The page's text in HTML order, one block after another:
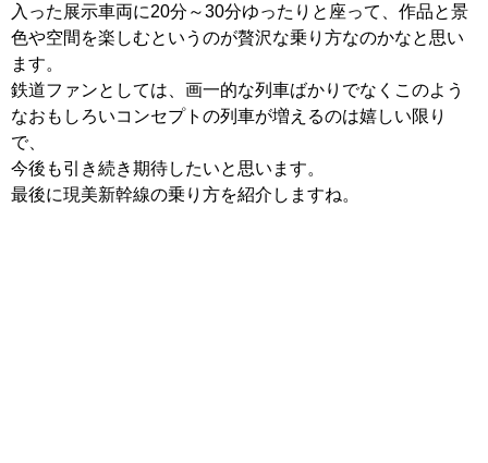
入った展示車両に20分～30分ゆったりと座って、作品と景
色や空間を楽しむというのが贅沢な乗り方なのかなと思い
ます。
鉄道ファンとしては、画一的な列車ばかりでなくこのよう
なおもしろいコンセプトの列車が増えるのは嬉しい限り
で、
今後も引き続き期待したいと思います。
最後に現美新幹線の乗り方を紹介しますね。